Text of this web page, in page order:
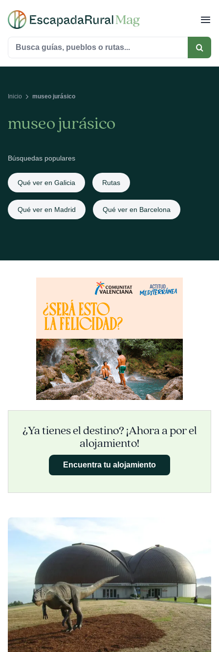
contenido
Buscar:
Inicio museo jurásico
museo jurásico
Búsquedas populares
Qué ver en Galicia Rutas
Qué ver en Madrid Qué ver en Barcelona
¿Ya tienes el destino? ¡Ahora a por el
alojamiento!
Encuentra tu alojamiento